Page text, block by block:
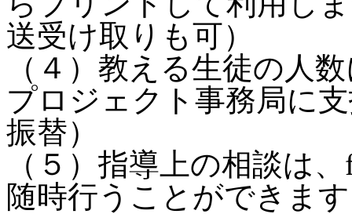
送受け取りも可）
（４）教える生徒の人
プロジェクト事務局に
振替）
（５）指導上の相談は
随時行うことができま